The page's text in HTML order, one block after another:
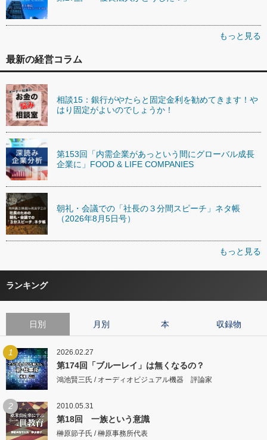
もっと見る
最新の経営コラム
相談15：銀行がやたらと固定金利を勧めてきます！や
はり固定がよいのでしょうか！
第153回「内需企業があっという間にグローバル成長
企業に」FOOD & LIFE COMPANIES
朝礼・会議での「社長の３分間スピーチ」ネタ帳
（2026年8月5日号）
もっと見る
ランキング
日別 月別 本 収録物
1 2026.02.27
第174回「ブルーレイ」は無くなるの？
鴻池賢三氏 / オーディオビジュアル機器 評論家
2 2010.05.31
第18回 一族という意識
榊原節子氏 / 榊原事務所代表